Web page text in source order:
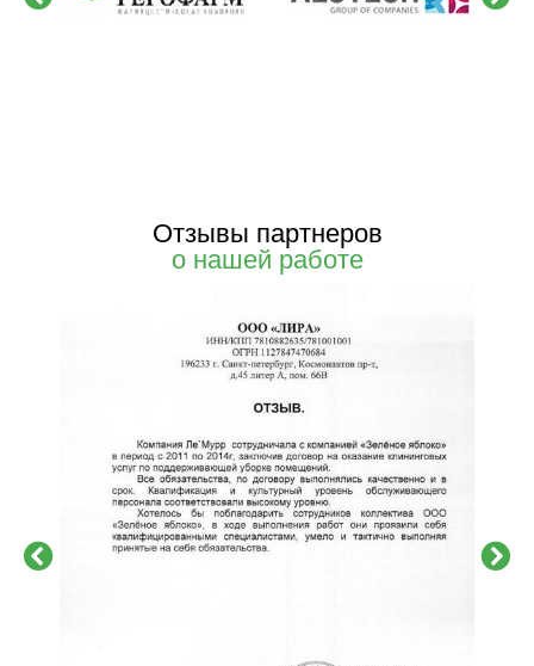
Отзывы партнеров
о нашей работе